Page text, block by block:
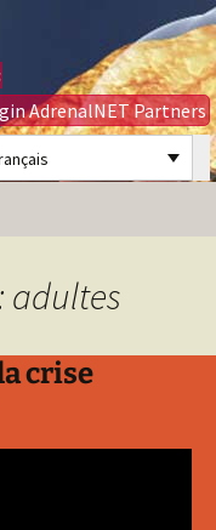
AdrenalNET Partners
adultes
crise